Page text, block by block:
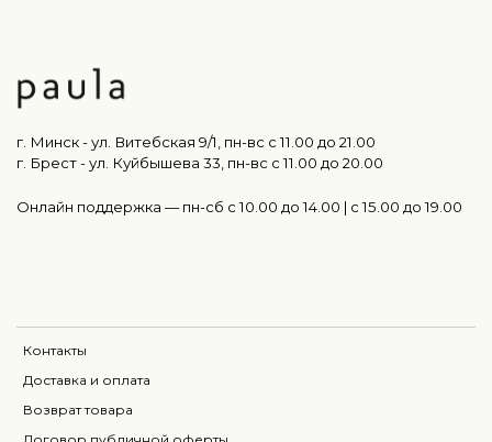
Контакты
Доставка и оплата
Возврат товара
г. Минск - ул. Витебская 9/1, пн-вс с 11.00 до 21.00
г. Брест - ул. Куйбышева 33, пн-вс c 11.00 до 20.00
Онлайн поддержка — пн-сб с 10.00 до 14.00 | c 15.00 до 19.00